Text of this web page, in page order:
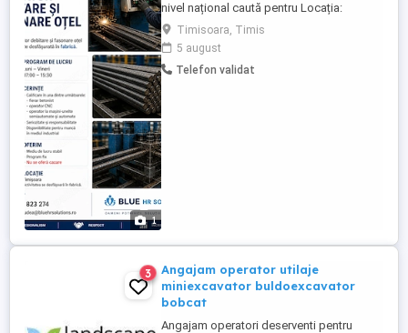
1
nivel național caută pentru Locația:
Dumbrăvița, Timiș Nu se oferă cazare
OPERATOR FASONARE șI DEBITARE FIER
Cerințe: - Studii medii finalizate; - Calificare
fierar betonist sau operator CNC sau
Timisoara, Timis
5 august
Telefon validat
3
Angajam operator utilaje
miniexcavator buldoexcavator
bobcat
Angajam operatori deserventi pentru